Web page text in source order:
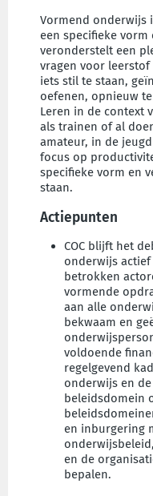
Vormend onderwijs
een specifieke vorm
veronderstelt een
vragen voor
iets stil te staan,
oefenen, opnieuw
Leren in de context
als trainen of al
amateur, in de
focus op
specifieke vorm en
staan.
Actiepunten
COC blijft het
onderwijs
betrokken
vormende
aan alle
bekwaam en
voldoende
regelgevend
onderwijs en
beleidsdomein
en inburgering
en de
bepalen.